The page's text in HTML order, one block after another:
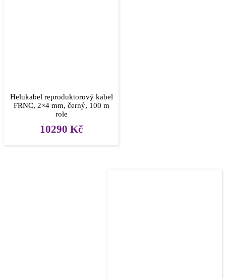
Helukabel reproduktorový kabel
FRNC, 2×4 mm, černý, 100 m
role
10290Kč